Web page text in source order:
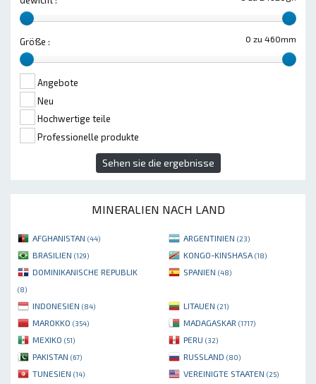
0 zu 460mm
Größe :
Angebote
Neu
Hochwertige teile
Professionelle produkte
Sehen sie die ergebnisse
MINERALIEN NACH LAND
AFGHANISTAN (44) ARGENTINIEN (23)
BRASILIEN (129) KONGO-KINSHASA (18)
DOMINIKANISCHE REPUBLIK
(8)
SPANIEN (48)
INDONESIEN (84) LITAUEN (21)
MAROKKO (354) MADAGASKAR (1717)
MEXIKO (51) PERU (32)
PAKISTAN (67) RUSSLAND (80)
TUNESIEN (14) VEREINIGTE STAATEN (25)